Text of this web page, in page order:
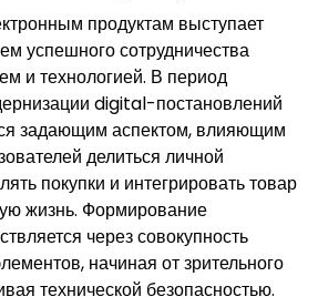
продуктам выступает
успешного сотрудничества
и технологией. В период
digital-постановлений
задающим аспектом, влияющим
делиться личной
покупки и интегрировать товар
жизнь. Формирование
через совокупность
начиная от зрительного
технической безопасностью.